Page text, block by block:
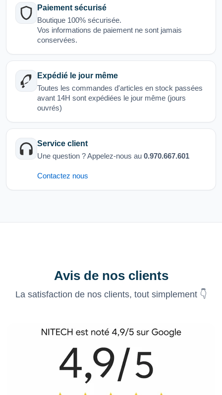
Paiement sécurisé
Boutique 100% sécurisée.
Vos informations de paiement ne sont jamais
conservées.
Expédié le jour même
Toutes les commandes d'articles en stock passées
avant 14H sont expédiées le jour même (jours
ouvrés)
Service client
Une question ? Appelez-nous au 0.970.667.601
Contactez nous
Avis de nos clients
La satisfaction de nos clients, tout simplement 👇